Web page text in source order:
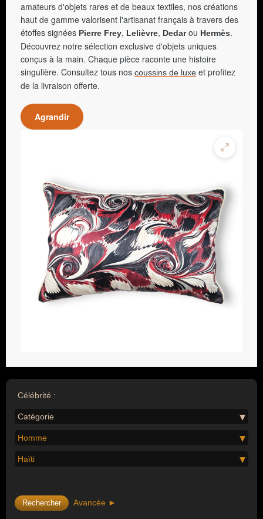
amateurs d'objets rares et de beaux textiles, nos créations
haut de gamme valorisent l'artisanat français à travers des
étoffes signées Pierre Frey, Lelièvre, Dedarou Hermès.
Découvrez notre sélection exclusive d'objets uniques
conçus à la main. Chaque pièce raconte une histoire
singulière. Consultez tous nos coussins de luxe et profitez
de la livraison offerte.
Agrandir
Célébrité :
Catégorie
Homme
Haïti
Avancée ►